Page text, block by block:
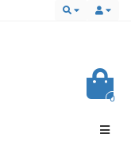
0